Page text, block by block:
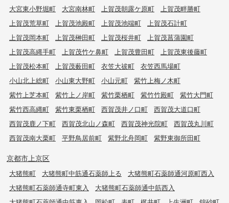
大宮東小野堀町
大宮南林町 上賀茂朝露ケ原町
上賀茂畔勝町
上賀茂荒草町
上賀茂池殿町 上賀茂池端町
上賀茂石計町
上賀茂岡本町
上賀茂榊田町 上賀茂桜井町
上賀茂菖蒲園町
上賀茂高縄手町
上賀茂竹ケ鼻町 上賀茂豊田町
上賀茂東後藤町
上賀茂松本町
上賀茂薮田町 衣笠大祓町
衣笠西馬場町
小山北上総町
小山東大野町 小山元町
紫竹上梅ノ木町
紫竹上芝本町
紫竹上ノ岸町 紫竹栗栖町 紫竹竹殿町
紫竹大門町
紫竹西高縄町
紫竹東栗栖町 西賀茂井ノ口町
西賀茂大道口町
西賀茂鹿ノ下町
西賀茂北山ノ森町 西賀茂神光院町
西賀茂丸川町
西賀茂南大栗町
平野鳥居前町 紫野北舟岡町 紫野東御所田町
京都市上京区
大猪熊町 大猪熊町中筋通石薬師上る
大猪熊町石薬師通河原町西入
大猪熊町石薬師通寺町東入
大猪熊町石薬師通中筋西入